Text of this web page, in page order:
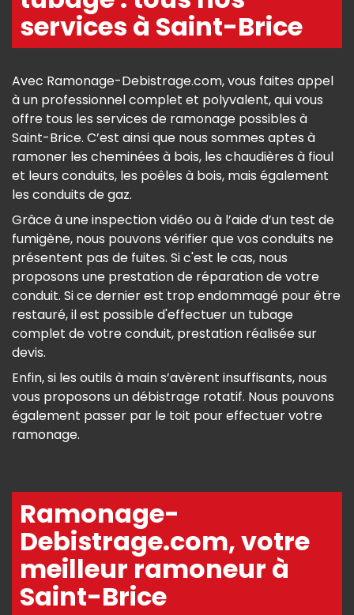
services à Saint-Brice
Avec Ramonage-Debistrage.com, vous faites appel
à un professionnel complet et polyvalent, qui vous
offre tous les services de ramonage possibles à
Saint-Brice. C’est ainsi que nous sommes aptes à
ramoner les cheminées à bois, les chaudières à fioul
et leurs conduits, les poêles à bois, mais également
les conduits de gaz.
Grâce à une inspection vidéo ou à l’aide d’un test de
fumigène, nous pouvons vérifier que vos conduits ne
présentent pas de fuites. Si c'est le cas, nous
proposons une prestation de réparation de votre
conduit. Si ce dernier est trop endommagé pour être
restauré, il est possible d'effectuer un tubage
complet de votre conduit, prestation réalisée sur
devis.
Enfin, si les outils à main s’avèrent insuffisants, nous
vous proposons un débistrage rotatif. Nous pouvons
également passer par le toit pour effectuer votre
ramonage.
Ramonage-
Debistrage.com, votre
meilleur ramoneur à
Saint-Brice